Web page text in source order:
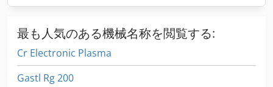
最も人気のある機械名称を閲覧する:
Cr Electronic Plasma
Gastl Rg 200